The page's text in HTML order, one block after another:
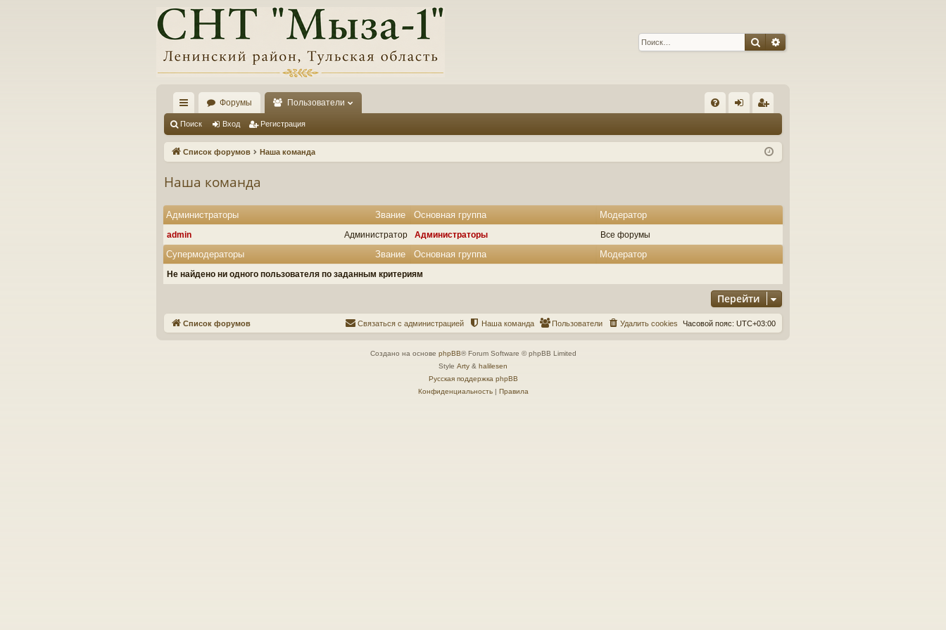
ПоискРасширенный поиск
с
ы
и
Форумы Пользователи
Q д ис
ия
Поиск Вход Регистрация
Список форумов Наша команда
Наша команда
Звание
Администраторы Основная группа Модератор
Администратор
admin Администраторы Все форумы
Звание
Супермодераторы Основная группа Модератор
Не найдено ни одного пользователя по заданным критериям
Перейти
Список форумов Часовой пояс: UTC+03:00
Удалить cookies
Пользователи
Наша команда
Связаться с администрацией
Создано на основе phpBB® Forum Software © phpBB Limited
Style Arty & halilesen
Русская поддержка phpBB
Конфиденциальность| Правила